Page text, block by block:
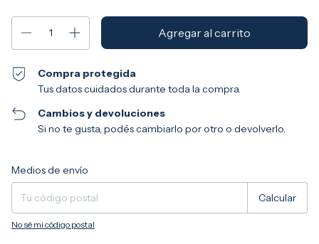
Compra protegida
Tus datos cuidados durante toda la compra.
Cambios y devoluciones
Si no te gusta, podés cambiarlo por otro o devolverlo.
Entregas para el CP:
Medios de envío
Calcular
No sé mi código postal